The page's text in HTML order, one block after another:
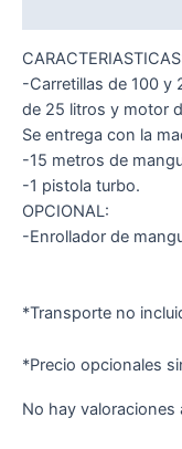
-Carretillas de 100 y
de 25 litros y motor
Se entrega con la
-15 metros de
-1 pistola turbo.
OPCIONAL:
-Enrollador de
*Transporte no
*Precio opcionales
No hay valoraciones